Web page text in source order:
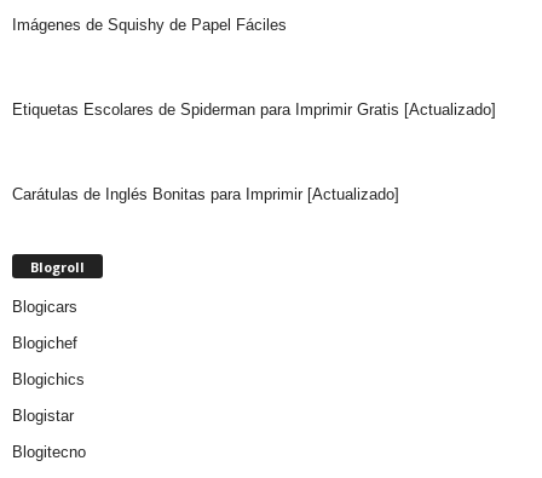
Imágenes de Squishy de Papel Fáciles
Etiquetas Escolares de Spiderman para Imprimir Gratis [Actualizado]
Carátulas de Inglés Bonitas para Imprimir [Actualizado]
Blogroll
Blogicars
Blogichef
Blogichics
Blogistar
Blogitecno